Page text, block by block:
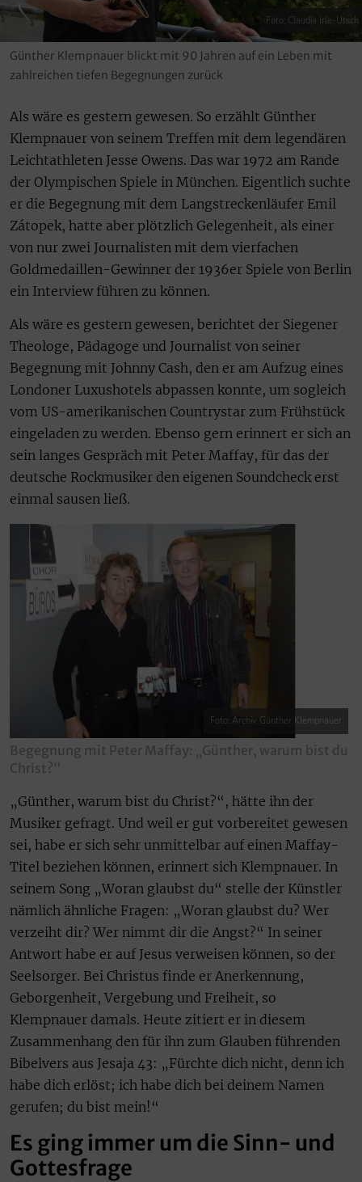
Foto: Claudia Irle-Utsch
Günther Klempnauer blickt mit 90 Jahren auf ein Leben mit
zahlreichen tiefen Begegnungen zurück
Als wäre es gestern gewesen. So erzählt Günther
Klempnauer von seinem Treffen mit dem legendären
Leichtathleten Jesse Owens. Das war 1972 am Rande
der Olympischen Spiele in München. Eigentlich suchte
er die Begegnung mit dem Langstreckenläufer Emil
Zátopek, hatte aber plötzlich Gelegenheit, als einer
von nur zwei Journalisten mit dem vierfachen
Goldmedaillen-Gewinner der 1936er Spiele von Berlin
ein Interview führen zu können.
Als wäre es gestern gewesen, berichtet der Siegener
Theologe, Pädagoge und Journalist von seiner
Begegnung mit Johnny Cash, den er am Aufzug eines
Londoner Luxushotels abpassen konnte, um sogleich
vom US-amerikanischen Countrystar zum Frühstück
eingeladen zu werden. Ebenso gern erinnert er sich an
sein langes Gespräch mit Peter Maffay, für das der
deutsche Rockmusiker den eigenen Soundcheck erst
einmal sausen ließ.
Foto: Archiv Günther Klempnauer
Begegnung mit Peter Maffay: „Günther, warum bist du
Christ?“
„Günther, warum bist du Christ?“, hätte ihn der
Musiker gefragt. Und weil er gut vorbereitet gewesen
sei, habe er sich sehr unmittelbar auf einen Maffay-
Titel beziehen können, erinnert sich Klempnauer. In
seinem Song „Woran glaubst du“ stelle der Künstler
nämlich ähnliche Fragen: „Woran glaubst du? Wer
verzeiht dir? Wer nimmt dir die Angst?“ In seiner
Antwort habe er auf Jesus verweisen können, so der
Seelsorger. Bei Christus finde er Anerkennung,
Geborgenheit, Vergebung und Freiheit, so
Klempnauer damals. Heute zitiert er in diesem
Zusammenhang den für ihn zum Glauben führenden
Bibelvers aus Jesaja 43: „Fürchte dich nicht, denn ich
habe dich erlöst; ich habe dich bei deinem Namen
gerufen; du bist mein!“
Es ging immer um die Sinn- und
Gottesfrage